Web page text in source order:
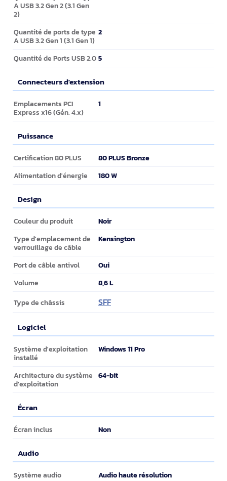
A USB 3.2 Gen 2 (3.1 Gen
2)
Quantité de ports de type
A USB 3.2 Gen 1 (3.1 Gen 1)
2
Quantité de Ports USB 2.0 5
Connecteurs d'extension
Connecteurs d'extension
Emplacements PCI
Express x16 (Gén. 4.x)
1
Puissance
Puissance
Certification 80 PLUS 80 PLUS Bronze
Alimentation d'énergie 180 W
Design
Design
Couleur du produit Noir
Type d'emplacement de
verrouillage de câble
Kensington
Port de câble antivol Oui
Volume 8,6 L
Type de châssis SFF
Logiciel
Logiciel
Système d'exploitation
installé
Windows 11 Pro
Architecture du système
d'exploitation
64-bit
Écran
Écran
Écran inclus Non
Audio
Audio
Système audio Audio haute résolution